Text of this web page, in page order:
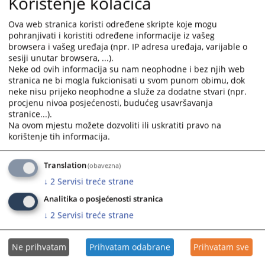
Faks:+387 053-433-663
E-mail: ossud-teslic@pravosudje.ba
Službenik za zaštitu ličnih podataka:
Ime i prezime: Suzana Bajbić-Borić, referent za poslove sudske
administracije
Tel:+387 053 431-559
E-mail:suzana.bajbic@pravosudje.ba
465PREGLEDA
Prateći dokumenti
Pravila privatnosti
Ova web stranica koristi određene skripte koje mogu
pohranjivati i koristiti određene informacije iz vašeg
browsera i vašeg uređaja (npr. IP adresa uređaja, varijable o
sesiji unutar browsera, ...).
Neke od ovih informacija su nam neophodne i bez njih web
stranica ne bi mogla fukcionisati u svom punom obimu, dok
neke nisu prijeko neophodne a služe za dodatne stvari (npr.
procjenu nivoa posjećenosti, budućeg usavršavanja
stranice...).
Na ovom mjestu možete dozvoliti ili uskratiti pravo na
korištenje tih informacija.
Translation(obavezna)
↓ 2 Servisi treće strane
Analitika o posjećenosti stranica
↓ 2 Servisi treće strane
Ne prihvatam Prihvatam odabrane Prihvatam sve